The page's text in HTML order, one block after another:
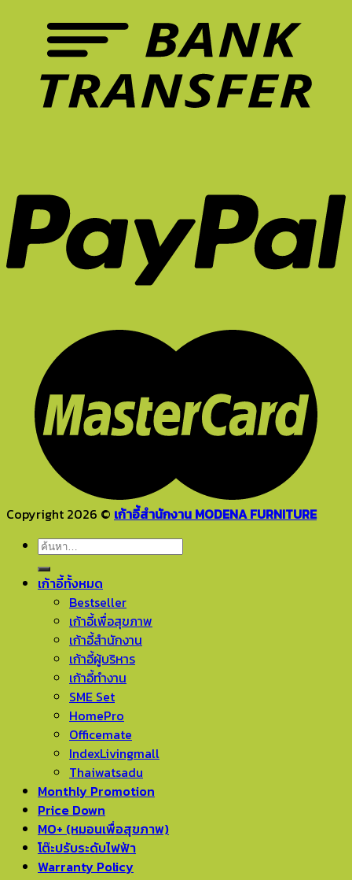
ควร
หน้า
ร้อน
ระยะ
ยาว
ไหม?
Copyright 2026 © เก้าอี้สำนักงาน MODENA FURNITURE
ค้นหา:
เก้าอี้ทั้งหมด
Bestseller
เก้าอี้เพื่อสุขภาพ
เก้าอี้สำนักงาน
เก้าอี้ผู้บริหาร
เก้าอี้ทำงาน
SME Set
HomePro
Officemate
IndexLivingmall
Thaiwatsadu
Monthly Promotion
Price Down
MO+ (หมอนเพื่อสุขภาพ)
โต๊ะปรับระดับไฟฟ้า
Warranty Policy